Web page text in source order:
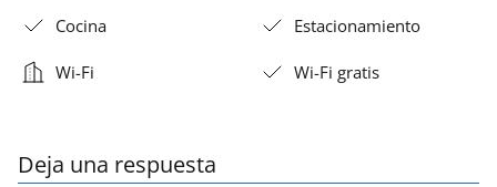
Cocina Estacionamiento
Wi-Fi Wi-Fi gratis
Deja una respuesta